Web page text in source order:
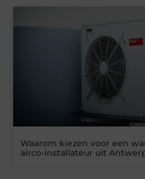
Waarom kiezen voor een
airco-installateur uit